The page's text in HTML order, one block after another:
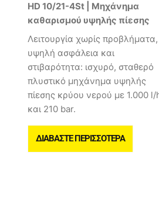
HD 10/21-4St | Μηχάνημα
καθαρισμού υψηλής πίεσης
Λειτουργία χωρίς προβλήματα,
υψηλή ασφάλεια και
στιβαρότητα: ισχυρό, σταθερό
πλυστικό μηχάνημα υψηλής
πίεσης κρύου νερού με 1.000 l/
και 210 bar.
ΔΙΑΒΆΣΤΕ ΠΕΡΙΣΣΌΤΕΡΑ